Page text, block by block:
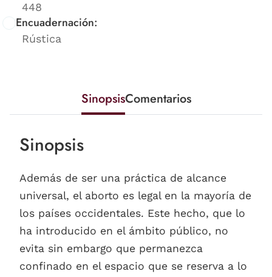
448
Encuadernación:
Rústica
SinopsisComentarios
Sinopsis
Además de ser una práctica de alcance
universal, el aborto es legal en la mayoría de
los países occidentales. Este hecho, que lo
ha introducido en el ámbito público, no
evita sin embargo que permanezca
confinado en el espacio que se reserva a lo